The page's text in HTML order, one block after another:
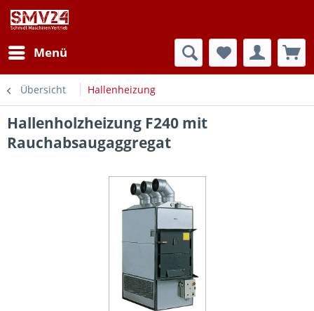
Menü
Übersicht Hallenheizung
Hallenholzheizung F240 mit
Rauchabsaugaggregat